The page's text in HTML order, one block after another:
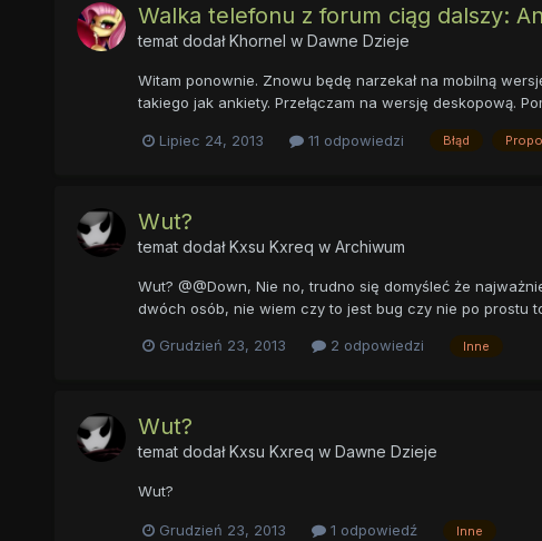
Walka telefonu z forum ciąg dalszy:
temat dodałKhornel w Dawne Dzieje
Witam ponownie. Znowu będę narzekał na mobilną
takiego jak ankiety. Przełączam na wersję deskopową.
Lipiec 24, 2013 11 odpowiedzi Błąd
Wut?
temat dodałKxsu Kxreq w Archiwum
Wut? @@Down, Nie no, trudno się domyśleć że
dwóch osób, nie wiem czy to jest bug czy nie po prostu
Grudzień 23, 2013 2 odpowiedzi Inne
Wut?
temat dodałKxsu Kxreq w Dawne Dzieje
Wut?
Grudzień 23, 2013 1 odpowiedź Inne